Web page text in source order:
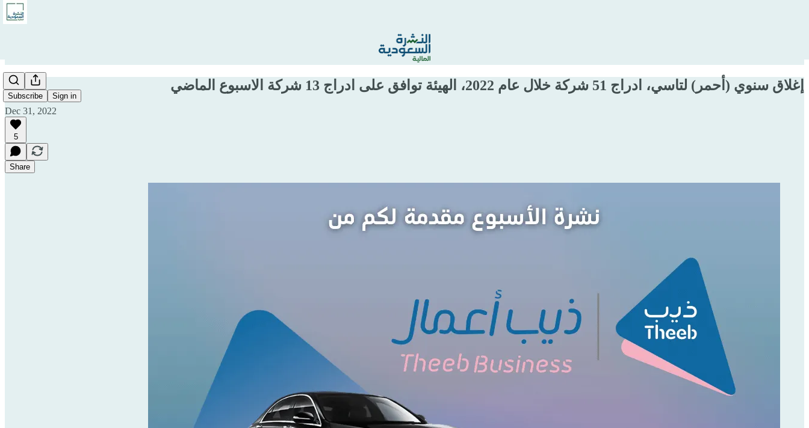
Subscribe Sign in
إغلاق سنوي (أحمر) لتاسي، ادراج 51 شركة خلال عام 2022، الهيئة توافق على ادراج 13 شركة الاسبوع الماضي
Dec 31, 2022
5
Share